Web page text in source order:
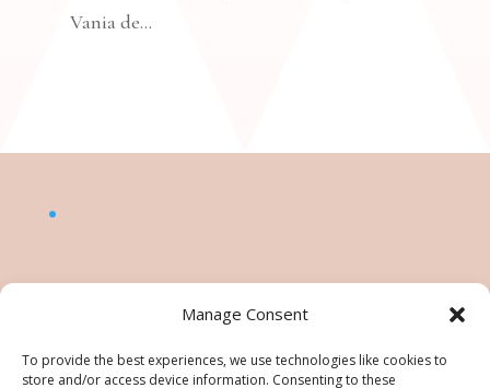
Manage Consent
To provide the best experiences, we use technologies like cookies to
store and/or access device information. Consenting to these
Vania de...